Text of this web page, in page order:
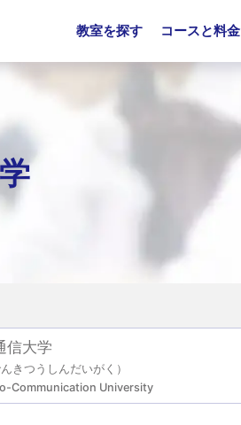
教室を探す コースと料金
信大学
きつうしんだいがく）
Communication University